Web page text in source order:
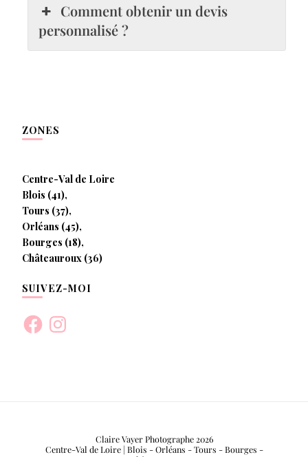
Comment obtenir un devis
personnalisé ?
ZONES
Centre-Val de Loire
Blois (41),
Tours (37),
Orléans (45),
Bourges (18),
Châteauroux (36)
SUIVEZ-MOI
FacebookInstagram
Claire Vayer Photographe 2026
Centre-Val de Loire | Blois - Orléans - Tours - Bourges -